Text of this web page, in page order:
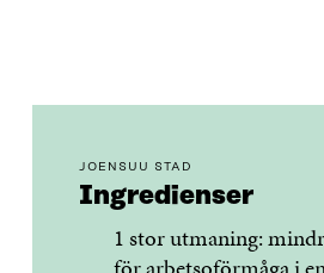
JOENSUU STAD
Ingredienser
1 stor utmaning: